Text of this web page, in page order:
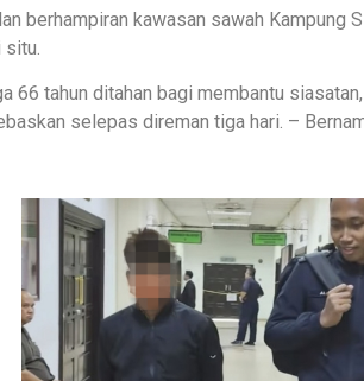
berhampiran kawasan sawah Kampung
66 tahun ditahan bagi membantu siasatan,
selepas direman tiga hari. –